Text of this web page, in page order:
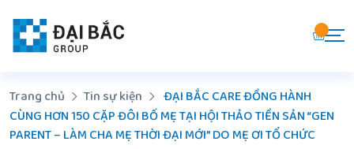
đến
nội
Trang chủ
Tin sự kiện
ĐẠI BẮC CARE ĐỒNG HÀNH
CÙNG HƠN 150 CẶP ĐÔI BỐ MẸ TẠI HỘI THẢO TIỀN SẢN “GEN
PARENT – LÀM CHA MẸ THỜI ĐẠI MỚI” DO MẸ ƠI TỔ CHỨC